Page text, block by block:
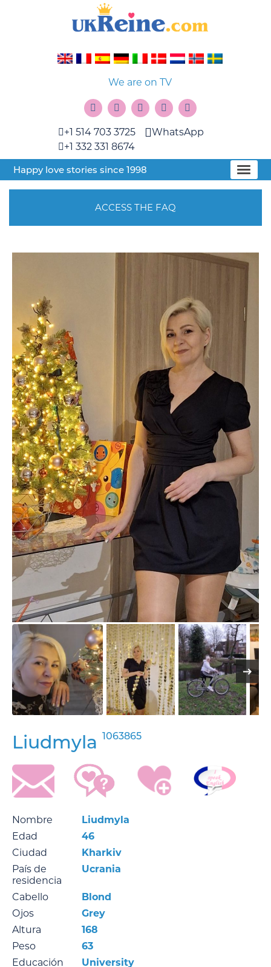
We are on TV
+1 514 703 3725
+1 332 331 8674
WhatsApp
Happy love stories since 1998
ACCESS THE FAQ
Liudmyla 1063865
Nombre
Liudmyla
Edad
46
Ciudad
Kharkiv
País de
residencia
Ucrania
Cabello
Blond
Ojos
Grey
Altura
168
Peso
63
Educación
University